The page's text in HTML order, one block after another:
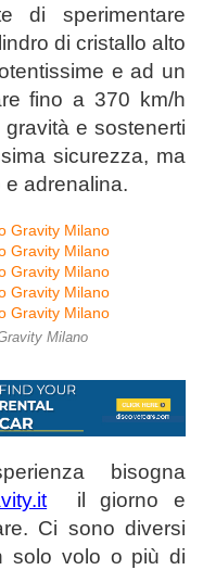
di sperimentare
di cristallo alto
e ad un
fino a 370 km/h
e sostenerti
sicurezza, ma
adrenalina.
Milano
bisogna
il giorno e
Ci sono diversi
solo volo o più di